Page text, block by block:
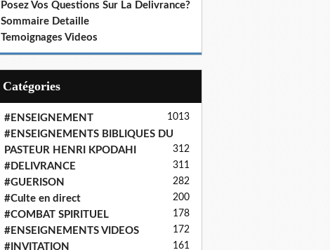
Posez Vos Questions Sur La Delivrance?
Sommaire Detaille
Temoignages Videos
Catégories
#ENSEIGNEMENT 1013
#ENSEIGNEMENTS BIBLIQUES DU
PASTEUR HENRI KPODAHI
312
#DELIVRANCE 311
#GUERISON 282
#Culte en direct 200
#COMBAT SPIRITUEL 178
#ENSEIGNEMENTS VIDEOS 172
#INVITATION 161